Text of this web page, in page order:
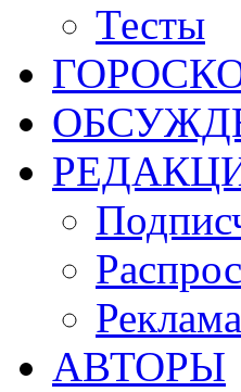
Тесты
Реклама
АВТОРЫ